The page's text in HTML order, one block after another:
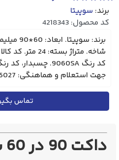
برند: سوپیتا
کد محصول: 4218343
شاخه. متراژ
جهت استعلام و هماهنگی: 09055655027.
تماس
داکت 90 در 60 سوپیتا